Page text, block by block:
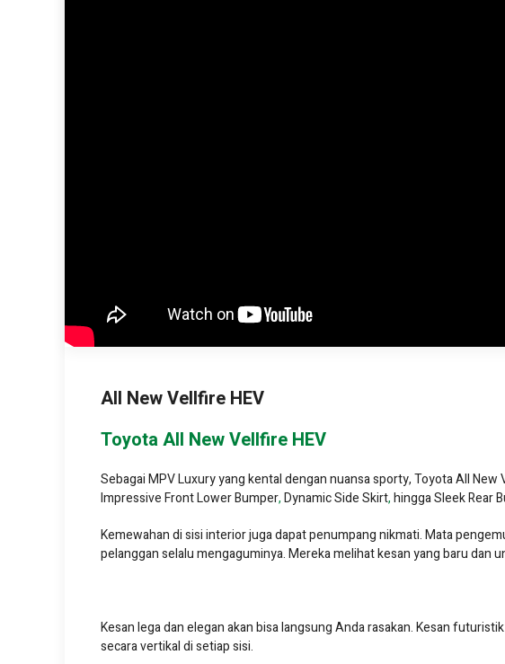
All New Vellfire HEV
Toyota All New Vellfire HEV
Sebagai MPV Luxury yang kental dengan nuansa sporty, Toyota All
Impressive Front Lower Bumper,Dynamic Side Skirt,hingga Sleek Rear
Kemewahan di sisi interior juga dapat penumpang nikmati. Mata
pelanggan selalu mengaguminya. Mereka melihat kesan yang baru dan
Kesan lega dan elegan akan bisa langsung Anda rasakan. Kesan
secara vertikal di setiap sisi.